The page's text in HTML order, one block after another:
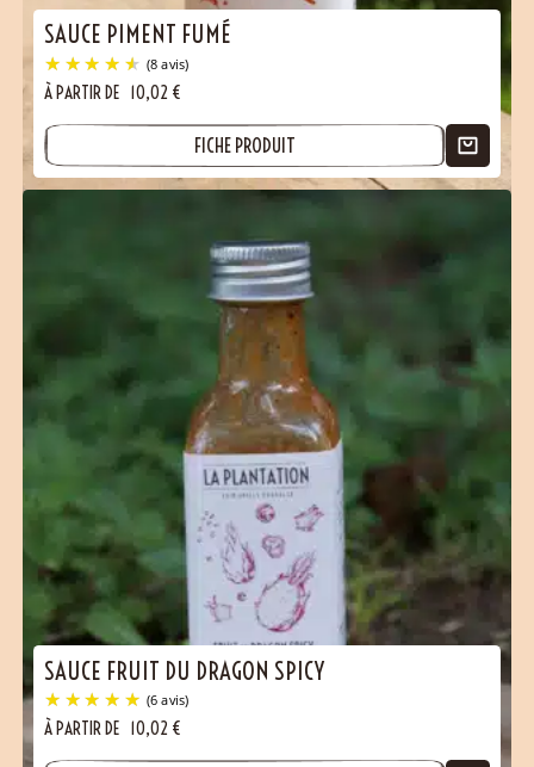
SAUCE PIMENT FUMÉ
À PARTIR DE 10,02 €
FICHE PRODUIT
SAUCE FRUIT DU DRAGON SPICY
À PARTIR DE 10,02 €